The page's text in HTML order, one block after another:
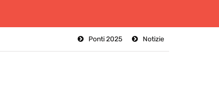
Notizie
Ponti 2025